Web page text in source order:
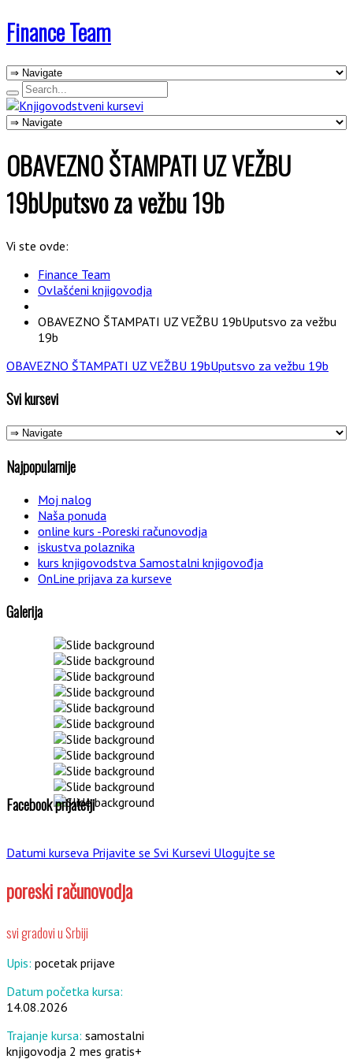
Finance Team
OBAVEZNO ŠTAMPATI UZ VEŽBU
19bUputsvo za vežbu 19b
Vi ste ovde:
Finance Team
Ovlašćeni knjigovodja
OBAVEZNO ŠTAMPATI UZ VEŽBU 19bUputsvo za vežbu
19b
OBAVEZNO ŠTAMPATI UZ VEŽBU 19bUputsvo za vežbu 19b
Svi kursevi
Najpopularnije
Moj nalog
Naša ponuda
online kurs -Poreski računovodja
iskustva polaznika
kurs knjigovodstva Samostalni knjigovođja
OnLine prijava za kurseve
Galerija
Facebook prijatelji
Datumi kurseva Prijavite se Svi Kursevi Ulogujte se
poreski računovodja
svi gradovi u Srbiji
Upis: pocetak prijave
Datum početka kursa:
14.08.2026
Trajanje kursa: samostalni
knjigovodja 2 mes gratis+